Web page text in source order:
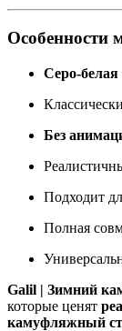
Особенности
Без
Подходит
Полная
Galil | Зимний
которые ценят
камуфляжный